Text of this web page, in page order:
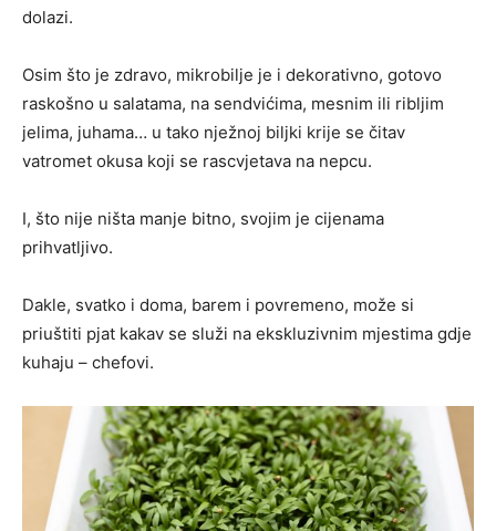
dolazi.
Osim što je zdravo, mikrobilje je i dekorativno, gotovo
raskošno u salatama, na sendvićima, mesnim ili ribljim
jelima, juhama… u tako nježnoj biljki krije se čitav
vatromet okusa koji se rascvjetava na nepcu.
I, što nije ništa manje bitno, svojim je cijenama
prihvatljivo.
Dakle, svatko i doma, barem i povremeno, može si
priuštiti pjat kakav se služi na ekskluzivnim mjestima gdje
kuhaju – chefovi.